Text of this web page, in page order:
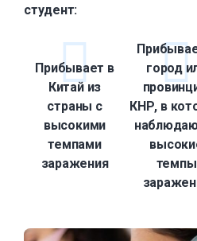
студент:
Прибывает в
Китай из
страны с
высокими
темпами
заражения
город
КНР, в
темпы